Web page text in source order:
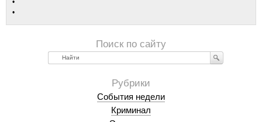
Найти
События недели
Криминал